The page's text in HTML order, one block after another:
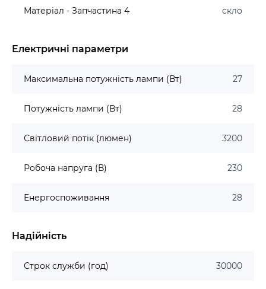
Матеріал - Запчастина 4 скло
Електричні параметри
Максимальна потужність лампи (Вт) 27
Потужність лампи (Вт) 28
Світловий потік (люмен) 3200
Робоча напруга (В) 230
Енергоспоживання 28
Надійність
Строк служби (год) 30000